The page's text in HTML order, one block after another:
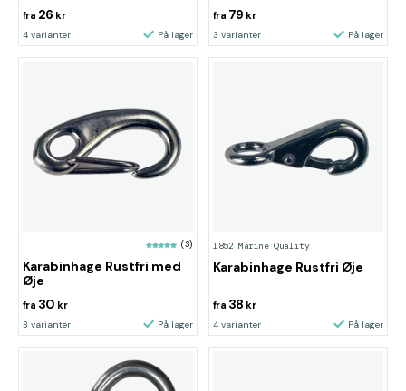
fra 26 kr
4 varianter På lager
fra 79 kr
3 varianter På lager
(3)
Karabinhage Rustfri med
Øje
fra 30 kr
3 varianter På lager
1852 Marine Quality
Karabinhage Rustfri Øje
fra 38 kr
4 varianter På lager